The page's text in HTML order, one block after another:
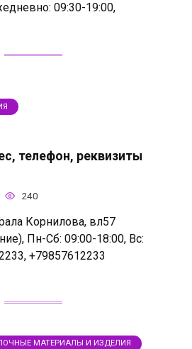
09:30-19:00,
телефон, реквизиты
240
Корнилова, вл57
Пн-Сб: 09:00-18:00, Вс:
+79857612233
МАТЕРИАЛЫ И ИЗДЕЛИЯ